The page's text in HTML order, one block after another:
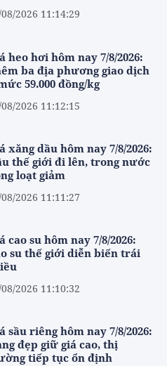
2026 11:14:29
heo hơi hôm nay 7/8/2026:
ba địa phương giao dịch
59.000 đồng/kg
2026 11:12:15
xăng dầu hôm nay 7/8/2026:
thế giới đi lên, trong nước
loạt giảm
2026 11:11:27
cao su hôm nay 7/8/2026:
su thế giới diễn biến trái
2026 11:10:32
sầu riêng hôm nay 7/8/2026:
đẹp giữ giá cao, thị
tiếp tục ổn định